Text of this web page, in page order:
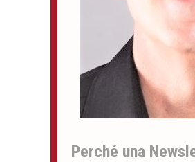
Perché una